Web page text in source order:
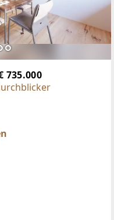
735.000